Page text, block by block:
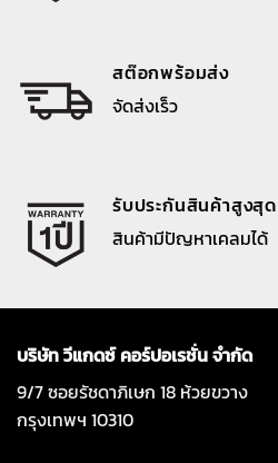
สต๊อกพร้อมส่ง
จัดส่งเร็ว
รับประกันสินค้าสูงสุด
สินค้ามีปัญหาเคลมได้
บริษัท วีแกดซ์ คอร์ปอเรชั่น จำกัด
9/7 ซอยรัชดาภิเษก 18 ห้วยขวาง
กรุงเทพฯ 10310